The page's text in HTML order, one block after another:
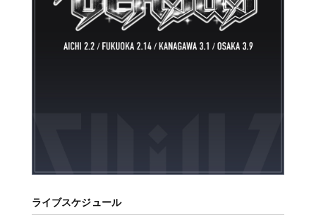
ライブスケジュール